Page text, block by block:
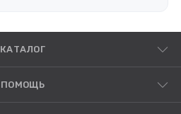
КАТАЛОГ
ПОМОЩЬ